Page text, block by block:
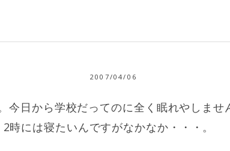
2007/04/06
今日から学校だってのに全く眠れやしませ
時には寝たいんですがなかなか・・・。